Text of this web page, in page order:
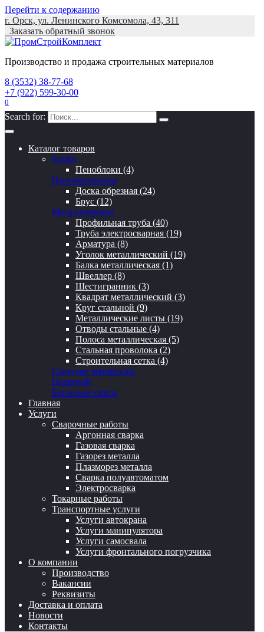
Перейти к содержанию
г. Орск, ул. Ленинского Комсомола, 43, 311
Заказать обратный звонок
Производство и продажа строительных материалов
8 (3532) 38-77-68
+7 (922) 599-30-00
0
Search for:
Каталог товаров
Блоки
Пеноблоки (4)
Пиломатериалы
Доска обрезная (24)
Брус (12)
Металлопрокат
Профильная труба (40)
Труба электросварная (19)
Арматура (8)
Уголок металлический (19)
Балка металлическая (1)
Швеллер (8)
Шестигранник (3)
Квадрат металлический (3)
Круг стальной (9)
Металлические листы (19)
Отводы стальные (4)
Полоса металлическая (5)
Стальная проволока (2)
Строительная сетка (4)
Сыпучие материалы
Перегной
Бетонные смеси
Главная
Услуги
Сварочные работы
Аргонная сварка
Газовая сварка
Газорез металла
Плазморез металла
Сварка полуавтоматом
Электросварка
Токарные работы
Транспортные услуги
Услуги автокрана
Услуги манипулятора
Услуги самосвала
Услуги фронтального погрузчика
О компании
Производство
Вакансии
Реквизиты
Доставка и оплата
Новости
Контакты